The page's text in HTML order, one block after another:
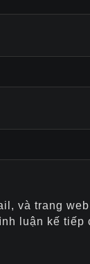
và trang
luận kế tiếp